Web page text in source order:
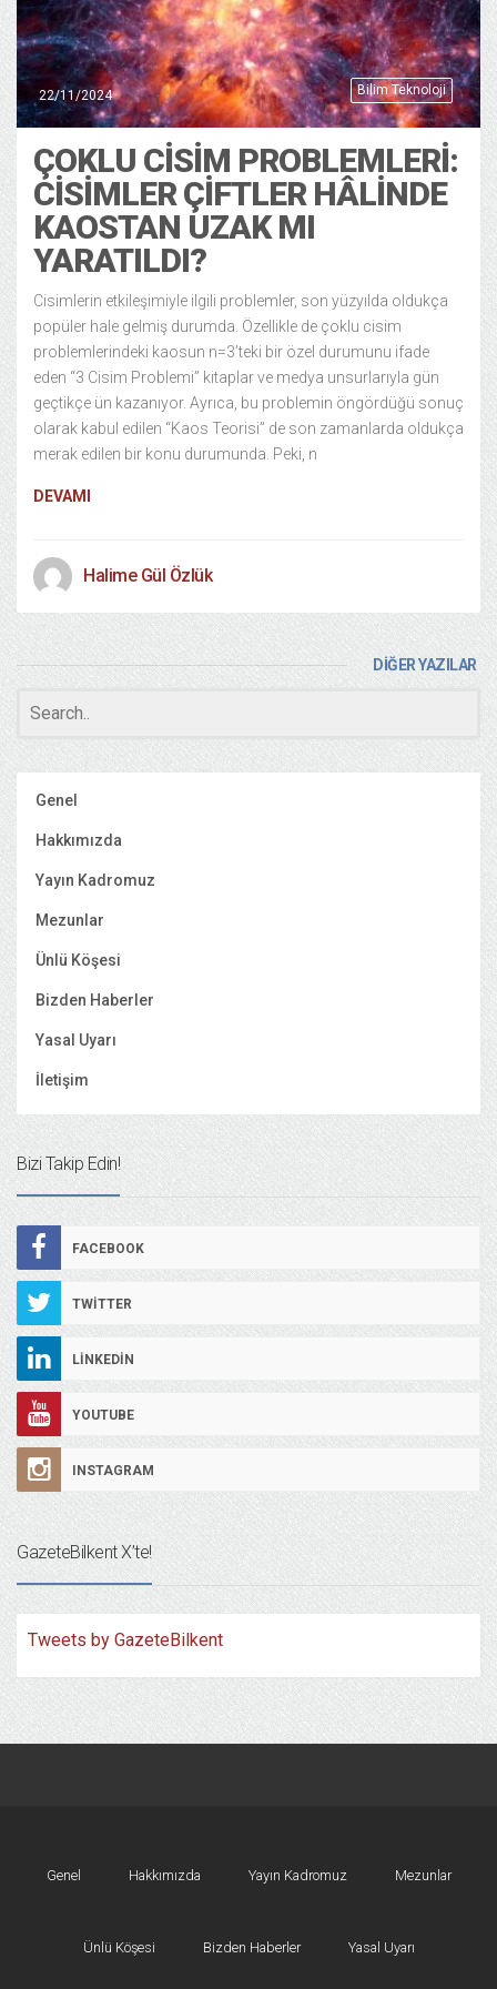
Bilim Teknoloji
22/11/2024
ÇOKLU CISIM PROBLEMLERI:
CISIMLER ÇIFTLER HÂLINDE
KAOSTAN UZAK MI
YARATILDI?
Cisimlerin etkileşimiyle ilgili problemler, son yüzyılda oldukça
popüler hale gelmiş durumda. Özellikle de çoklu cisim
problemlerindeki kaosun n=3’teki bir özel durumunu ifade
eden “3 Cisim Problemi” kitaplar ve medya unsurlarıyla gün
geçtikçe ün kazanıyor. Ayrıca, bu problemin öngördüğü sonuç
olarak kabul edilen “Kaos Teorisi” de son zamanlarda oldukça
merak edilen bir konu durumunda. Peki, n
DEVAMI
Halime Gül Özlük
DİĞER YAZILAR
Genel
Hakkımızda
Yayın Kadromuz
Mezunlar
Ünlü Köşesi
Bizden Haberler
Yasal Uyarı
İletişim
Bizi Takip Edin!
FACEBOOK
TWITTER
LINKEDIN
YOUTUBE
INSTAGRAM
GazeteBilkent X’te!
Tweets by GazeteBilkent
Genel Hakkımızda Yayın Kadromuz Mezunlar
Ünlü Köşesi Bizden Haberler Yasal Uyarı